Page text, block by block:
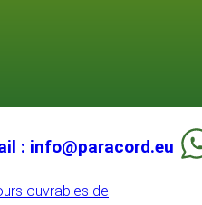
: info@paracord.eu
ouvrables de